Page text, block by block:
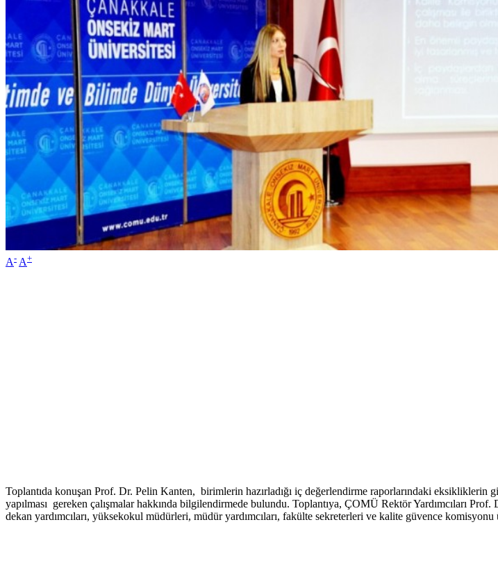
A- A+
Toplantıda konuşan Prof. Dr. Pelin Kanten, birimlerin hazırladığı iç değerlendirme raporlarındaki eksikliklerin
yapılması gereken çalışmalar hakkında bilgilendirmede bulundu. Toplantıya, ÇOMÜ Rektör Yardımcıları
dekan yardımcıları, yüksekokul müdürleri, müdür yardımcıları, fakülte sekreterleri ve kalite güvence